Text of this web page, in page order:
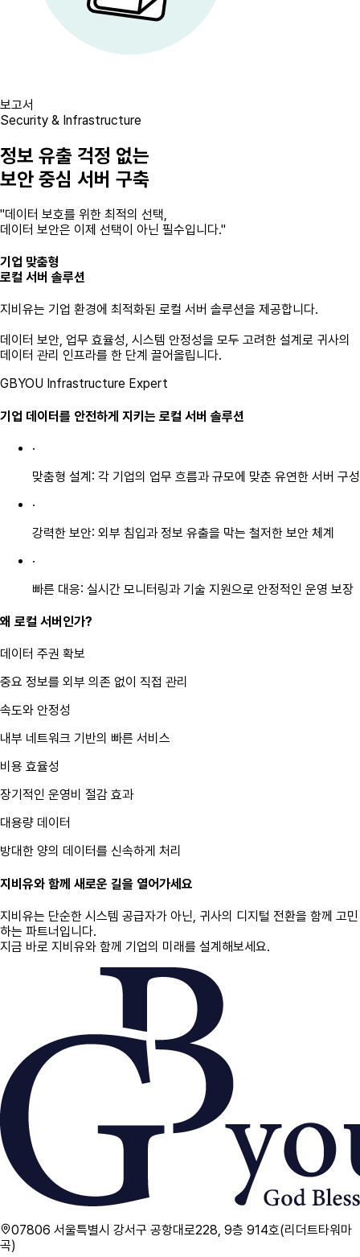
보고서
Security & Infrastructure
정보 유출 걱정 없는
보안 중심 서버 구축
"데이터 보호를 위한 최적의 선택,
데이터 보안은 이제 선택이 아닌 필수입니다."
기업 맞춤형
로컬 서버 솔루션
지비유는 기업 환경에 최적화된 로컬 서버 솔루션을 제공합니다.
데이터 보안, 업무 효율성, 시스템 안정성을 모두 고려한 설계로 귀사의
데이터 관리 인프라를 한 단계 끌어올립니다.
GBYOU Infrastructure Expert
기업 데이터를 안전하게 지키는 로컬 서버 솔루션
·
맞춤형 설계: 각 기업의 업무 흐름과 규모에 맞춘 유연한 서버 구성
·
강력한 보안: 외부 침입과 정보 유출을 막는 철저한 보안 체계
·
빠른 대응: 실시간 모니터링과 기술 지원으로 안정적인 운영 보장
왜 로컬 서버인가?
데이터 주권 확보
중요 정보를 외부 의존 없이 직접 관리
속도와 안정성
내부 네트워크 기반의 빠른 서비스
비용 효율성
장기적인 운영비 절감 효과
대용량 데이터
방대한 양의 데이터를 신속하게 처리
지비유와 함께 새로운 길을 열어가세요
지비유는 단순한 시스템 공급자가 아닌, 귀사의 디지털 전환을 함께 고민
하는 파트너입니다.
지금 바로 지비유와 함께 기업의 미래를 설계해보세요.
07806 서울특별시 강서구 공항대로228, 9층 914호(리더트타워마
곡)